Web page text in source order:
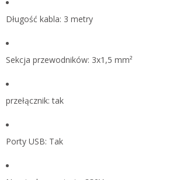
Długość kabla: 3 metry
Sekcja przewodników: 3x1,5 mm²
przełącznik: tak
Porty USB: Tak